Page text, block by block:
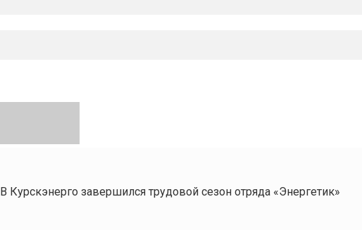
В Курскэнерго завершился трудовой сезон отряда «Энергетик»